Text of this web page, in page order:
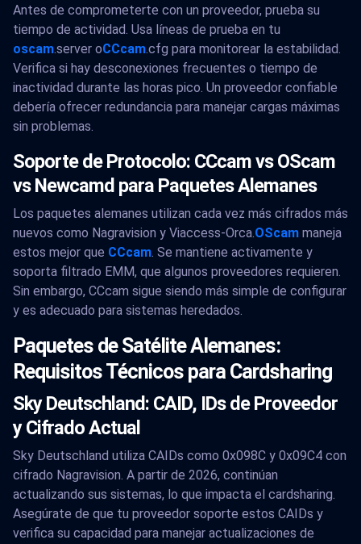
Antes de comprometerte con un proveedor, prueba su
tiempo de actividad. Usa líneas de prueba en tu
oscam.server oCCcam.cfg para monitorear la estabilidad.
Verifica si hay desconexiones frecuentes o tiempo de
inactividad durante las horas pico. Un proveedor confiable
debería ofrecer redundancia para manejar cargas máximas
sin problemas.
Soporte de Protocolo: CCcam vs OScam
vs Newcamd para Paquetes Alemanes
Los paquetes alemanes utilizan cada vez más cifrados más
nuevos como Nagravision y Viaccess-Orca.OScam maneja
estos mejor que CCcam. Se mantiene activamente y
soporta filtrado EMM, que algunos proveedores requieren.
Sin embargo, CCcam sigue siendo más simple de configurar
y es adecuado para sistemas heredados.
Paquetes de Satélite Alemanes:
Requisitos Técnicos para Cardsharing
Sky Deutschland: CAID, IDs de Proveedor
y Cifrado Actual
Sky Deutschland utiliza CAIDs como 0x098C y 0x09C4 con
cifrado Nagravision. A partir de 2026, continúan
actualizando sus sistemas, lo que impacta el cardsharing.
Asegúrate de que tu proveedor soporte estos CAIDs y
verifica su capacidad para manejar actualizaciones de